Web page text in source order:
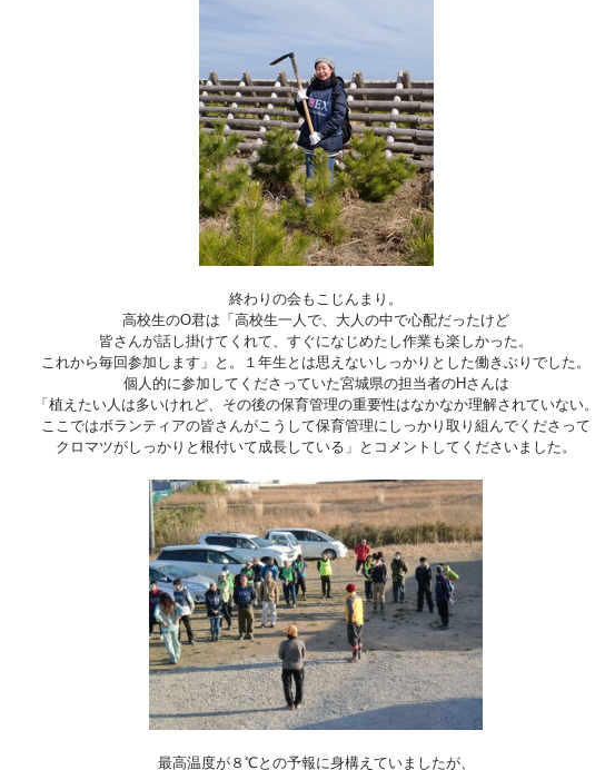
終わりの会もこじんまり。
高校生のO君は「高校生一人で、大人の中で心配だったけど
皆さんが話し掛けてくれて、すぐになじめたし作業も楽しかった。
これから毎回参加します」と。１年生とは思えないしっかりとした働きぶりでした。
個人的に参加してくださっていた宮城県の担当者のHさんは
「植えたい人は多いけれど、その後の保育管理の重要性はなかなか理解されていない。
ここではボランティアの皆さんがこうして保育管理にしっかり取り組んでくださって
クロマツがしっかりと根付いて成長している」とコメントしてくださいました。
最高温度が８℃との予報に身構えていましたが、